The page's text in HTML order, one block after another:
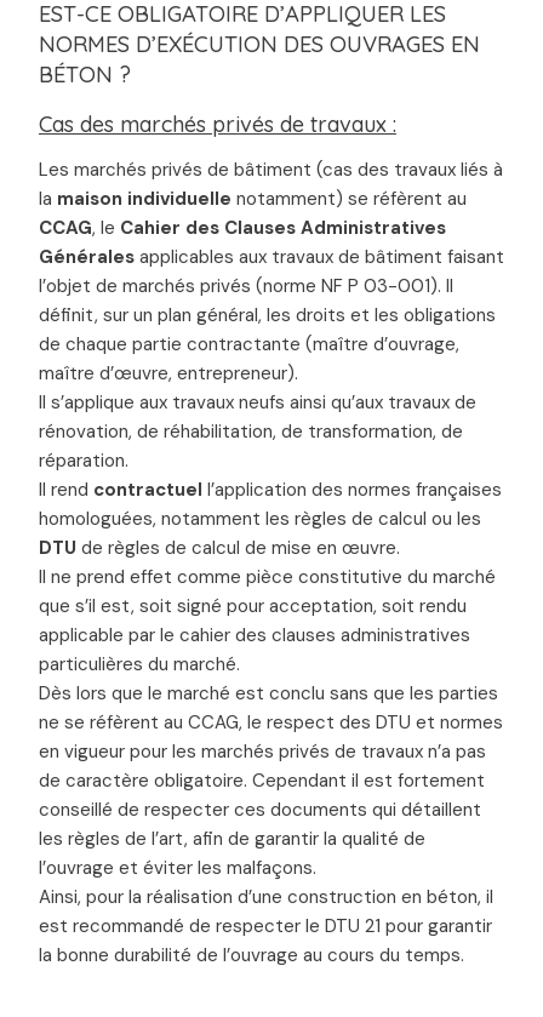
EST-CE OBLIGATOIRE D’APPLIQUER LES
NORMES D’EXÉCUTION DES OUVRAGES EN
BÉTON ?
Cas des marchés privés de travaux :
Les marchés privés de bâtiment (cas des travaux liés à
la maison individuelle notamment) se réfèrent au
CCAG, le Cahier des Clauses Administratives
Générales applicables aux travaux de bâtiment faisant
l’objet de marchés privés (norme NF P 03-001). Il
définit, sur un plan général, les droits et les obligations
de chaque partie contractante (maître d’ouvrage,
maître d’œuvre, entrepreneur).
Il s’applique aux travaux neufs ainsi qu’aux travaux de
rénovation, de réhabilitation, de transformation, de
réparation.
Il rend contractuel l’application des normes françaises
homologuées, notamment les règles de calcul ou les
DTU de règles de calcul de mise en œuvre.
Il ne prend effet comme pièce constitutive du marché
que s’il est, soit signé pour acceptation, soit rendu
applicable par le cahier des clauses administratives
particulières du marché.
Dès lors que le marché est conclu sans que les parties
ne se réfèrent au CCAG, le respect des DTU et normes
en vigueur pour les marchés privés de travaux n’a pas
de caractère obligatoire. Cependant il est fortement
conseillé de respecter ces documents qui détaillent
les règles de l’art, afin de garantir la qualité de
l’ouvrage et éviter les malfaçons.
Ainsi, pour la réalisation d’une construction en béton, il
est recommandé de respecter le DTU 21 pour garantir
la bonne durabilité de l’ouvrage au cours du temps.